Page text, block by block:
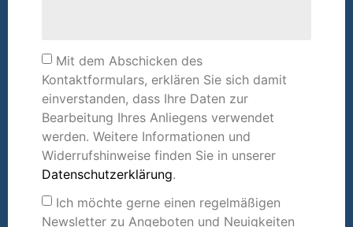
Mit dem Abschicken des
Kontaktformulars, erklären Sie sich damit
einverstanden, dass Ihre Daten zur
Bearbeitung Ihres Anliegens verwendet
werden. Weitere Informationen und
Widerrufshinweise finden Sie in unserer
Datenschutzerklärung.
Ich möchte gerne einen regelmäßigen
Newsletter zu Angeboten und Neuigkeiten